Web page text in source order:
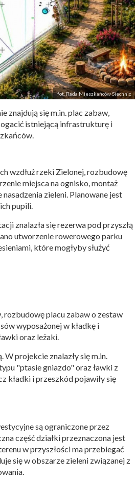
fot. Rada Mieszkańców Siechnic
znajdują się m.in. plac zabaw,
istniejącą infrastrukturę i
wzdłuż rzeki Zielonej, rozbudowę
miejsca na ognisko, montaż
zieleni. Planowane jest
pupili.
znalazła się rezerwa pod przyszłą
utworzenie rowerowego parku
które mogłyby służyć
rozbudowę placu zabaw o zestaw
wyposażonej w kładkę i
oraz leżaki.
projekcie znalazły się m.in.
"ptasie gniazdo" oraz ławki z
kładki i przeszkód pojawiły się
są ograniczone przez
część działki przeznaczona jest
w przyszłości ma przebiegać
się w obszarze zieleni związanej z